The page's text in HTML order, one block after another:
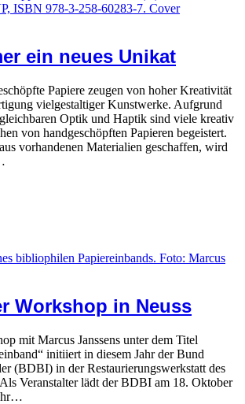
ein neues Unikat
Papiere zeugen von hoher Kreativität
vielgestaltiger Kunstwerke. Aufgrund
Optik und Haptik sind viele kreativ
von handgeschöpften Papieren begeistert.
vorhandenen Materialien geschaffen, wird
Workshop in Neuss
mit Marcus Janssens unter dem Titel
initiiert in diesem Jahr der Bund
(BDBI) in der Restaurierungswerkstatt des
Veranstalter lädt der BDBI am 18. Oktober